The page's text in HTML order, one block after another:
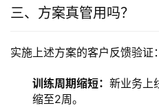
三、方案真管用吗？
实施上述方案的客户反馈验证：
训练周期缩短： 新业务上
缩至2周。